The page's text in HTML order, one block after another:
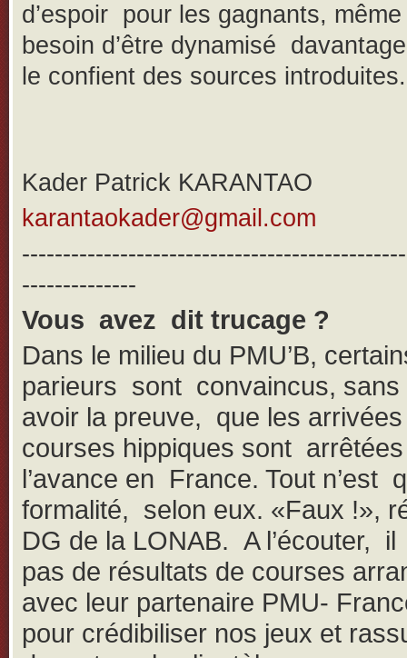
d’espoir pour les gagnants, même
besoin d’être dynamisé
le confient des sources introduites.
Kader Patrick KARANTAO
karantaokader@gmail.com
--------------
Vous avez dit trucage ?
Dans le milieu du PMU’B,
parieurs sont convaincus, sans
avoir la preuve, que les
courses hippiques sont
l’avance en France. Tout n’est
formalité, selon eux. «Faux !»,
DG de la LONAB. A l’écouter, il
pas de résultats de courses
avec leur partenaire PMU-
pour crédibiliser nos jeux et